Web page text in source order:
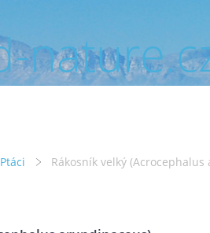
Ptáci Rákosník velký